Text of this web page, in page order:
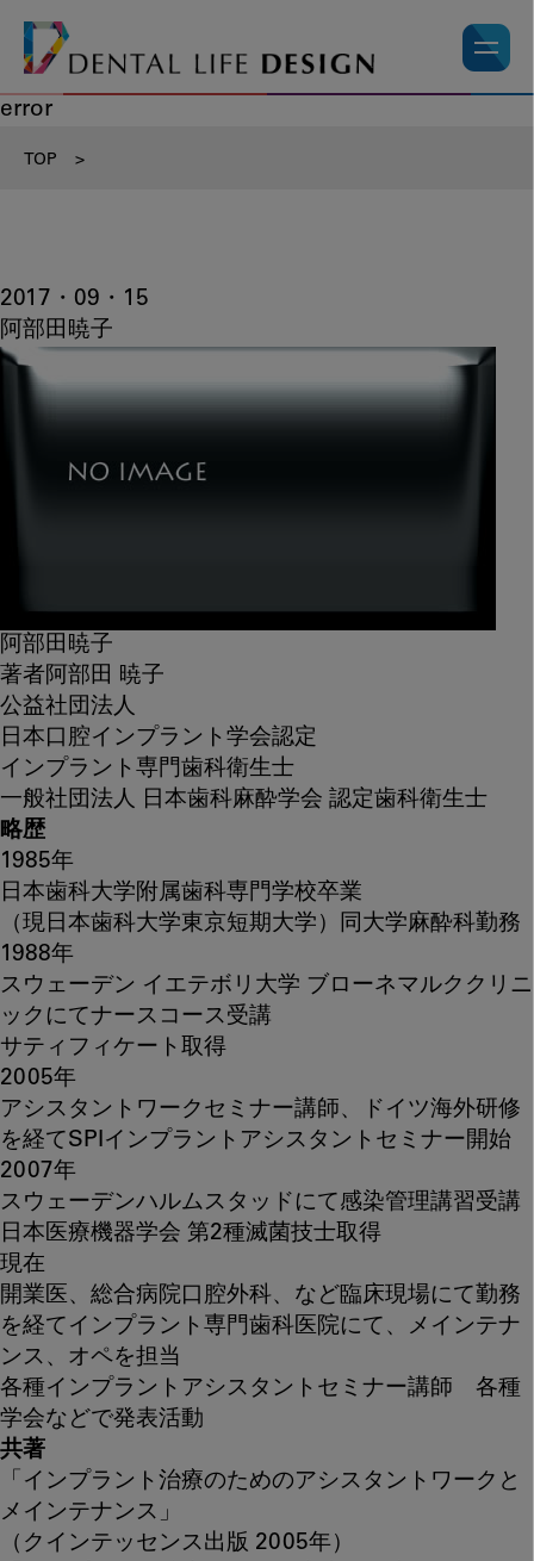
error
TOP >
2017・09・15
阿部田暁子
阿部田暁子
著者阿部田 暁子
公益社団法人
日本口腔インプラント学会認定
インプラント専門歯科衛生士
一般社団法人 日本歯科麻酔学会 認定歯科衛生士
略歴
1985年
日本歯科大学附属歯科専門学校卒業
（現日本歯科大学東京短期大学）同大学麻酔科勤務
1988年
スウェーデン イエテボリ大学 ブローネマルククリニ
ックにてナースコース受講
サティフィケート取得
2005年
アシスタントワークセミナー講師、ドイツ海外研修
を経てSPIインプラントアシスタントセミナー開始
2007年
スウェーデンハルムスタッドにて感染管理講習受講
日本医療機器学会 第2種滅菌技士取得
現在
開業医、総合病院口腔外科、など臨床現場にて勤務
を経てインプラント専門歯科医院にて、メインテナ
ンス、オペを担当
各種インプラントアシスタントセミナー講師 各種
学会などで発表活動
共著
「インプラント治療のためのアシスタントワークと
メインテナンス」
（クインテッセンス出版 2005年）